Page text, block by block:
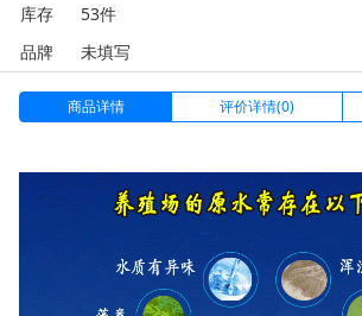
库存
53件
品牌
未填写
商品详情 评价详情(0)